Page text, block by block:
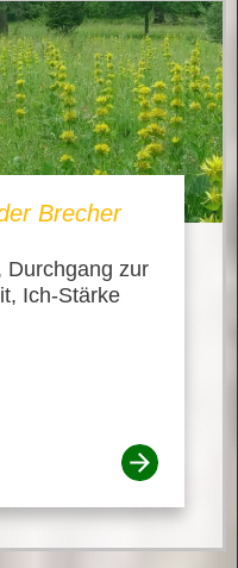
Brecher
Durchgang zur
Ich-Stärke